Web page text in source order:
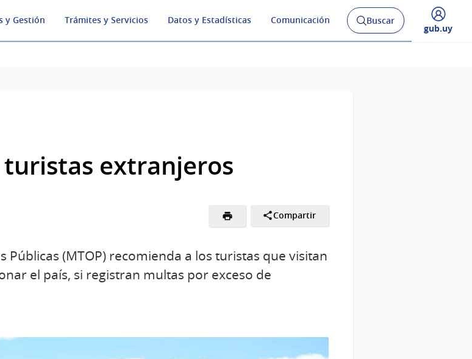
y Gestión Trámites y Servicios Datos y Estadísticas Comunicación
Abrir
buscador
Buscar
Desplegar
gub.uy
extranjeros
Compartir
Públicas (MTOP) recomienda a los turistas que visitan
el país, si registran multas por exceso de